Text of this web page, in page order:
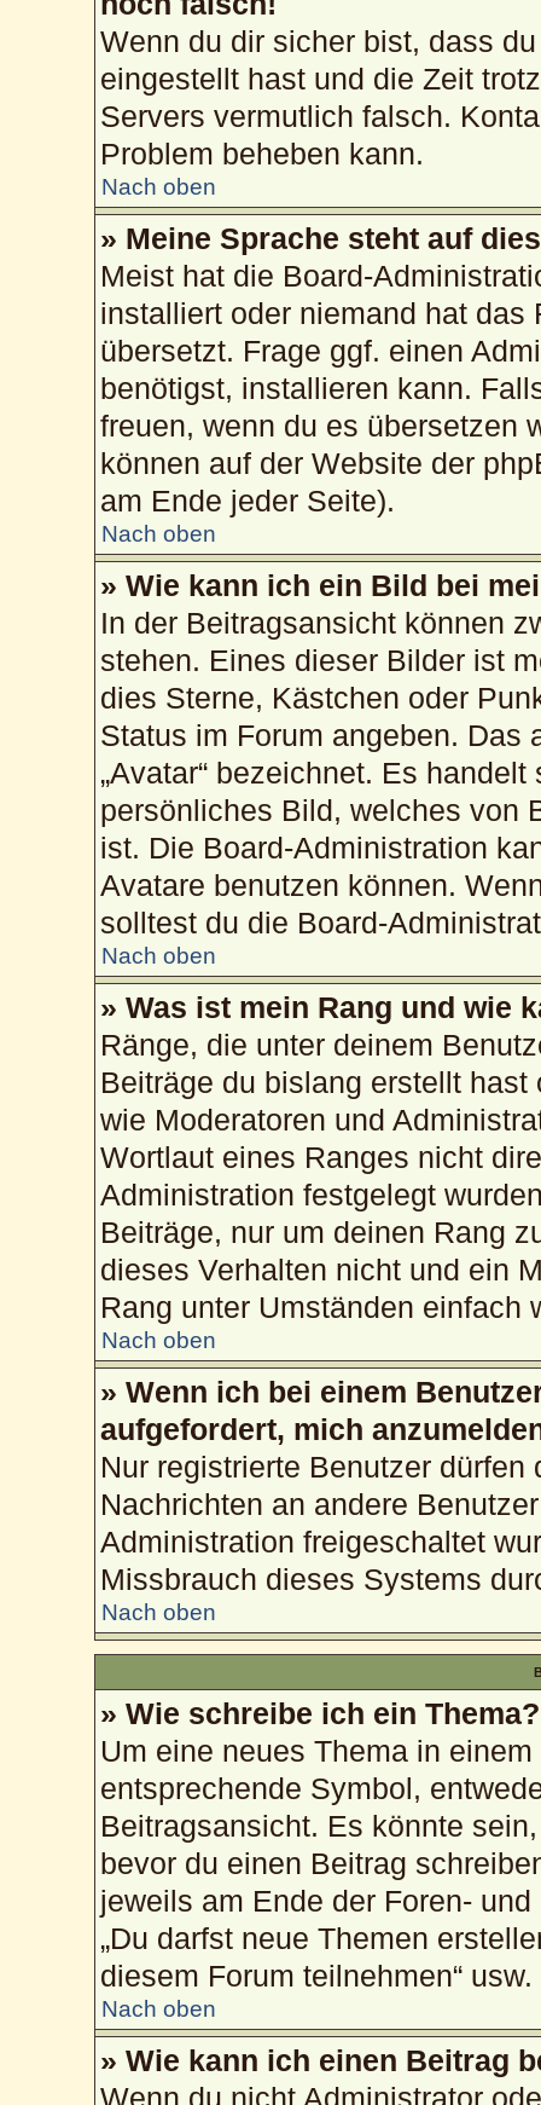
Wenn du dir sicher bist, dass
eingestellt hast und die Zeit
Servers vermutlich falsch.
Problem beheben kann.
Nach oben
» Meine Sprache steht auf
Meist hat die Board-
installiert oder niemand hat
übersetzt. Frage ggf. einen
benötigst, installieren kann.
freuen, wenn du es übersetzen
können auf der Website der
am Ende jeder Seite).
Nach oben
» Wie kann ich ein Bild bei
In der Beitragsansicht können
stehen. Eines dieser Bilder ist
dies Sterne, Kästchen oder
Status im Forum angeben. Das
„Avatar“ bezeichnet. Es
persönliches Bild, welches von
ist. Die Board-Administration
Avatare benutzen können.
solltest du die Board-
Nach oben
» Was ist mein Rang und wie
Ränge, die unter deinem
Beiträge du bislang erstellt
wie Moderatoren und
Wortlaut eines Ranges nicht
Administration festgelegt
Beiträge, nur um deinen Rang
dieses Verhalten nicht und ein
Rang unter Umständen einfach
Nach oben
» Wenn ich bei einem
aufgefordert, mich
Nur registrierte Benutzer
Nachrichten an andere
Administration freigeschaltet
Missbrauch dieses Systems
Nach oben
» Wie schreibe ich ein Thema?
Um eine neues Thema in
entsprechende Symbol,
Beitragsansicht. Es könnte
bevor du einen Beitrag
jeweils am Ende der Foren-
„Du darfst neue Themen
diesem Forum teilnehmen“ usw.
Nach oben
» Wie kann ich einen Beitrag
Wenn du nicht Administrator